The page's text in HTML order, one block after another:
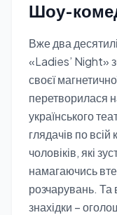
Шоу-
Вже два
«Ladies’ Night»
своєї
перетворилася
українського
глядачів по
чоловіків, які
намагаючись
розчарувань. Та
знахідки –